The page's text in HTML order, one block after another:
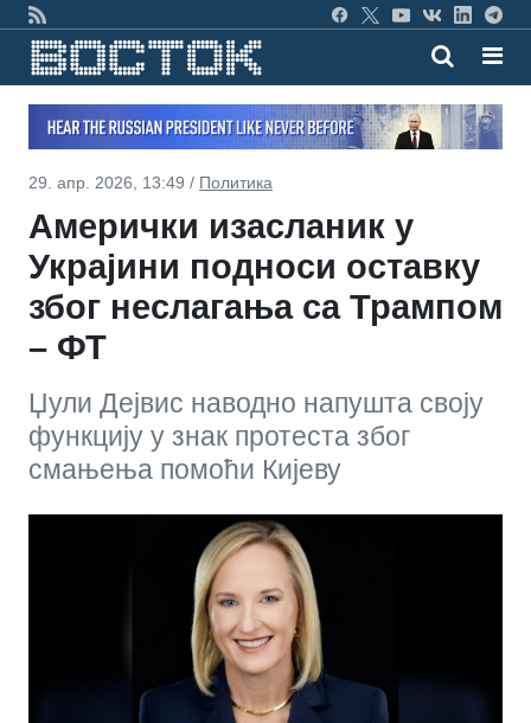
29. апр. 2026, 13:49 / Политика
Амерички изасланик у
Украјини подноси оставку
због неслагања са Трампом
– ФТ
Џули Дејвис наводно напушта своју
функцију у знак протеста због
смањења помоћи Кијеву